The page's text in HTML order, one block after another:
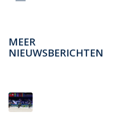
MEER
NIEUWSBERICHTEN